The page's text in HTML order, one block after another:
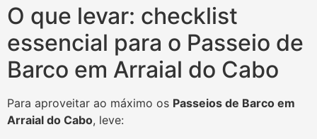
O que levar: checklist
essencial para o Passeio de
Barco em Arraial do Cabo
Para aproveitar ao máximo os Passeios de Barco em
Arraial do Cabo, leve: